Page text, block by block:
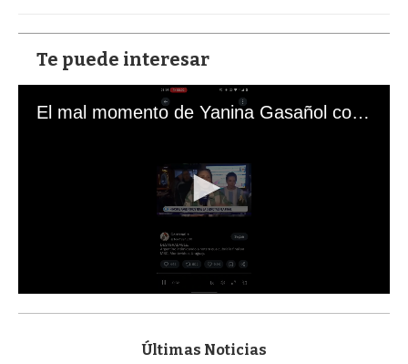
Te puede interesar
El mal momento de Yanina Gasañol con un hincha argentino en "Subrayado"
s
Últimas Noticias